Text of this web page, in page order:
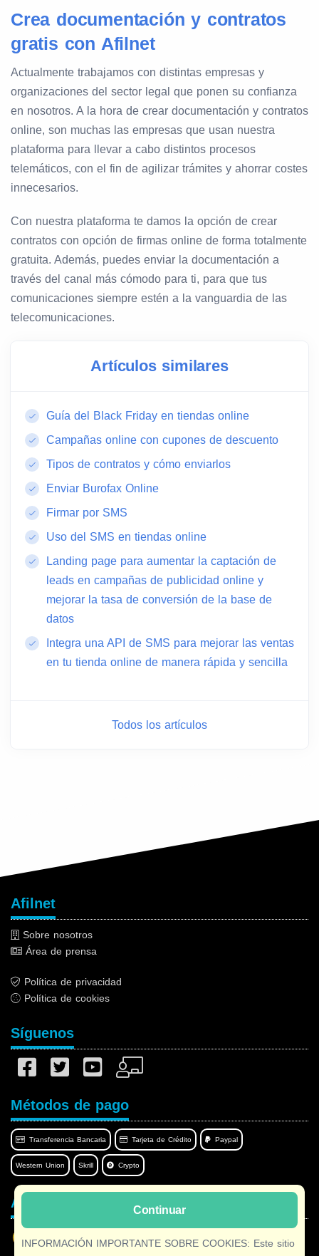
Crea documentación y contratos
gratis con Afilnet
Actualmente trabajamos con distintas empresas y
organizaciones del sector legal que ponen su confianza
en nosotros. A la hora de crear documentación y contratos
online, son muchas las empresas que usan nuestra
plataforma para llevar a cabo distintos procesos
telemáticos, con el fin de agilizar trámites y ahorrar costes
innecesarios.
Con nuestra plataforma te damos la opción de crear
contratos con opción de firmas online de forma totalmente
gratuita. Además, puedes enviar la documentación a
través del canal más cómodo para ti, para que tus
comunicaciones siempre estén a la vanguardia de las
telecomunicaciones.
Artículos similares
Guía del Black Friday en tiendas online
Campañas online con cupones de descuento
Tipos de contratos y cómo enviarlos
Enviar Burofax Online
Firmar por SMS
Uso del SMS en tiendas online
Landing page para aumentar la captación de
leads en campañas de publicidad online y
mejorar la tasa de conversión de la base de
datos
Integra una API de SMS para mejorar las ventas
en tu tienda online de manera rápida y sencilla
Todos los artículos
Continuar
INFORMACIÓN IMPORTANTE SOBRE COOKIES: Este sitio
Afilnet
Sobre nosotros
Área de prensa
Política de privacidad
Política de cookies
Síguenos
Métodos de pago
Transferencia Bancaria Tarjeta de Crédito Paypal
Western Union Skrill Crypto
Afilnet en su idioma